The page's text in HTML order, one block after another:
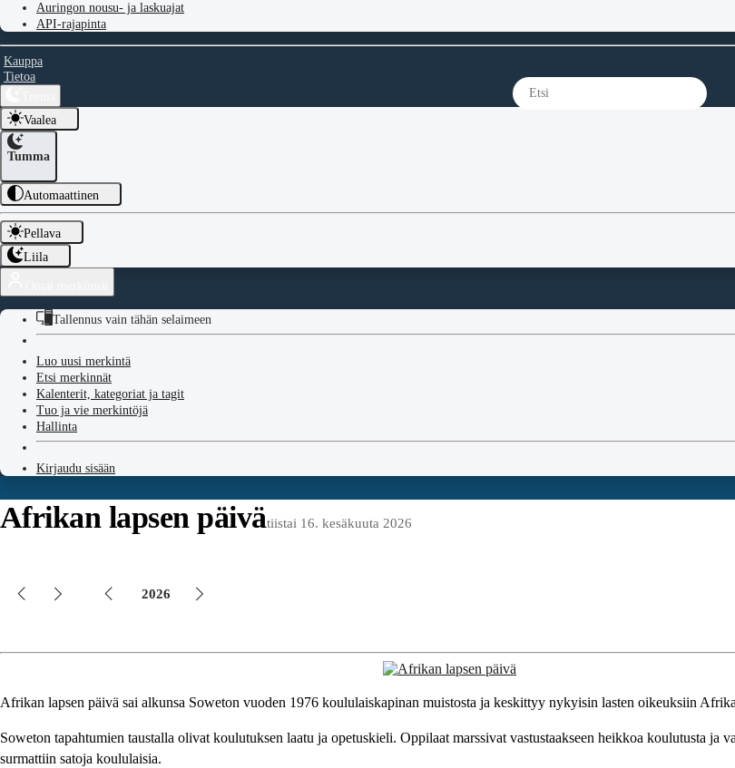
Auringon nousu- ja laskuajat
API-rajapinta
Kauppa
Tietoa
Vaalea
Tumma
Automaattinen
Pellava
Liila
Tallennus vain tähän selaimeen
Luo uusi merkintä
Etsi merkinnät
Kalenterit, kategoriat ja tagit
Tuo ja vie merkintöjä
Hallinta
Kirjaudu sisään
Afrikan lapsen päivätiistai 16. kesäkuuta 2026
2026
Afrikan lapsen päivä sai alkunsa Soweton vuoden 1976 koululaiskapinan muistosta ja keskittyy nykyisin lasten oikeuksiin
Soweton tapahtumien taustalla olivat koulutuksen laatu ja opetuskieli. Oppilaat marssivat vastustaakseen heikkoa koulutusta ja
surmattiin satoja koululaisia.